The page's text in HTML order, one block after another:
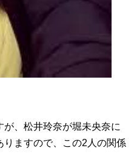
、松井玲奈が堀未央奈に
ますので、この2人の関係